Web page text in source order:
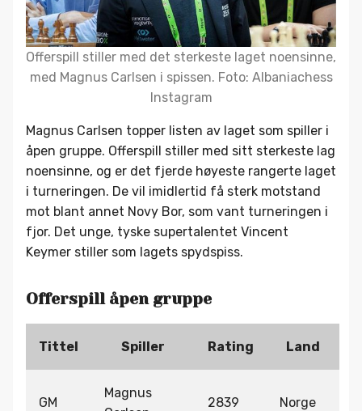
Offerspill stiller med det sterkeste laget noensinne,
med Magnus Carlsen i spissen. Foto: Albaniachess
Instagram
Magnus Carlsen topper listen av laget som spiller i
åpen gruppe. Offerspill stiller med sitt sterkeste lag
noensinne, og er det fjerde høyeste rangerte laget
i turneringen. De vil imidlertid få sterk motstand
mot blant annet Novy Bor, som vant turneringen i
fjor. Det unge, tyske supertalentet Vincent
Keymer stiller som lagets spydspiss.
Offerspill åpen gruppe
Tittel Spiller Rating Land
GM
Magnus
2839 Norge